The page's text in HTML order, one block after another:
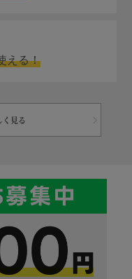
える！
見る